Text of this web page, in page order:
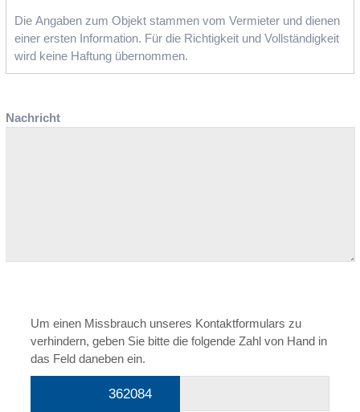
Die Angaben zum Objekt stammen vom Vermieter und dienen
einer ersten Information. Für die Richtigkeit und Vollständigkeit
wird keine Haftung übernommen.
Nachricht
Um einen Missbrauch unseres Kontaktformulars zu
verhindern, geben Sie bitte die folgende Zahl von Hand in
das Feld daneben ein.
362084438